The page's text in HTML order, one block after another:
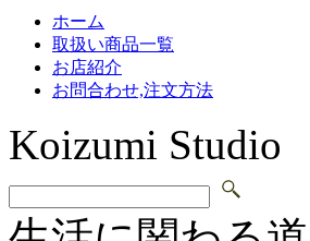
ホーム
取扱い商品一覧
お店紹介
お問合わせ,注文方法
Koizumi Studio